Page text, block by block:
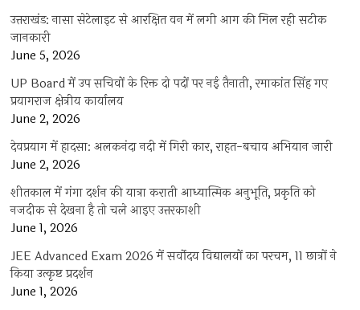
उत्तराखंड: नासा सेटेलाइट से आरक्षित वन में लगी आग की मिल रही सटीक
जानकारी
June 5, 2026
UP Board में उप सचिवों के रिक्त दो पदों पर नई तैनाती, रमाकांत सिंह गए
प्रयागराज क्षेत्रीय कार्यालय
June 2, 2026
देवप्रयाग में हादसा: अलकनंदा नदी में गिरी कार, राहत-बचाव अभियान जारी
June 2, 2026
शीतकाल में गंगा दर्शन की यात्रा कराती आध्यात्मिक अनुभूति, प्रकृति को
नजदीक से देखना है तो चले आइए उत्तरकाशी
June 1, 2026
JEE Advanced Exam 2026 में सर्वोदय विद्यालयों का परचम, 11 छात्रों ने
किया उत्कृष्ट प्रदर्शन
June 1, 2026